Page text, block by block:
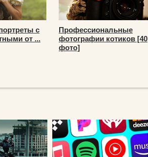
с
от ...
Профессиональные
фотографии котиков [40
фото]